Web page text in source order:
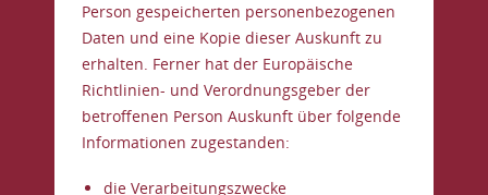
Person gespeicherten personenbezogenen
Daten und eine Kopie dieser Auskunft zu
erhalten. Ferner hat der Europäische
Richtlinien- und Verordnungsgeber der
betroffenen Person Auskunft über folgende
Informationen zugestanden:
die Verarbeitungszwecke